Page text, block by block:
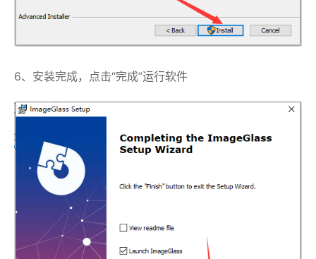
6、安装完成，点击“完成”运行软件